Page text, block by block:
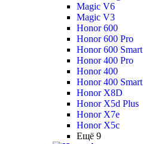
Magic V6
Magic V3
Honor 600
Honor 600 Pro
Honor 600 Smart
Honor 400 Pro
Honor 400
Honor 400 Smart
Honor X8D
Honor X5d Plus
Honor X7e
Honor X5c
Ещё 9